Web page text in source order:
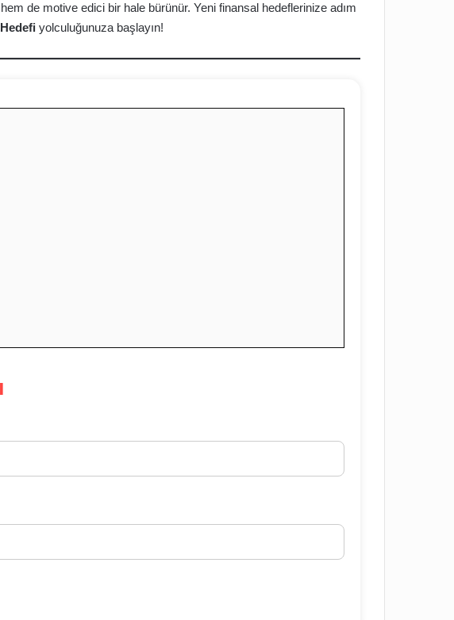
de motive edici bir hale bürünür. Yeni finansal hedeflerinize adım
yolculuğunuza başlayın!